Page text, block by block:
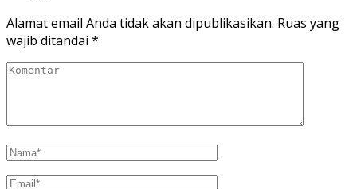
Alamat email Anda tidak akan dipublikasikan. Ruas yang
wajib ditandai *